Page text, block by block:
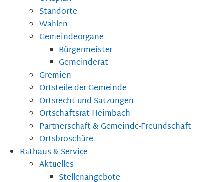
Standorte
Wahlen
Gemeindeorgane
Bürgermeister
Gemeinderat
Gremien
Ortsteile der Gemeinde
Ortsrecht und Satzungen
Ortschaftsrat Heimbach
Partnerschaft & Gemeinde-Freundschaft
Ortsbroschüre
Rathaus & Service
Aktuelles
Stellenangebote